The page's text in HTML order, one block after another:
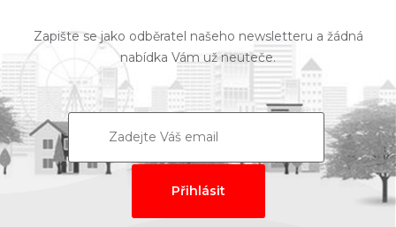
Zapište se jako odběratel našeho newsletteru a žádná
nabídka Vám už neuteče.